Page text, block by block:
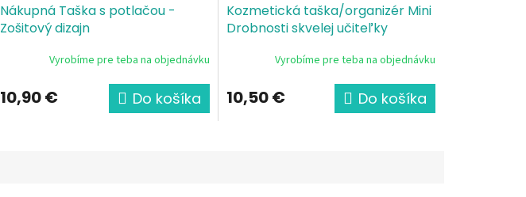
Nákupná Taška s potlačou -
Zošitový dizajn
Vyrobíme pre teba na objednávku
10,90 € Do košíka
Kozmetická taška/organizér Mini
Drobnosti skvelej učiteľky
Vyrobíme pre teba na objednávku
10,50 € Do košíka